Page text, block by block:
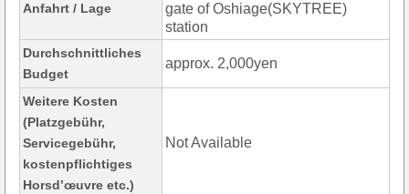
Anfahrt / Lage
gate of Oshiage(SKYTREE)
station
Durchschnittliches
Budget
approx. 2,000yen
Weitere Kosten
(Platzgebühr,
Servicegebühr,
kostenpflichtiges
Horsd’œuvre etc.)
Not Available